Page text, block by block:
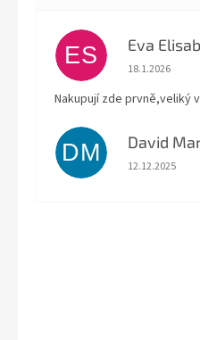
ES Eva
Hodnocení
18.1.2026
Nakupují zde prvně,veliký
DM David
Hodnocení
12.12.2025